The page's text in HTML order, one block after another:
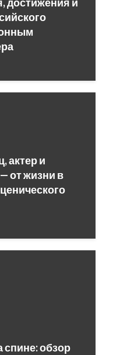
актер и
от жизни в
спине: обзор